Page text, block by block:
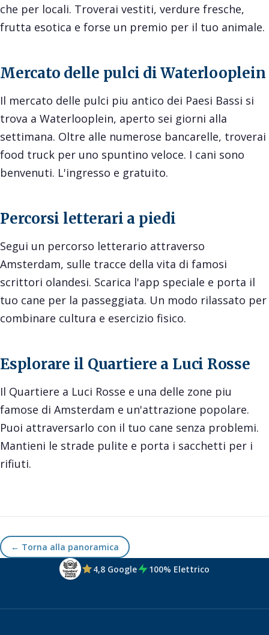
che per locali. Troverai vestiti, verdure fresche,
frutta esotica e forse un premio per il tuo animale.
Mercato delle pulci di Waterlooplein
Il mercato delle pulci piu antico dei Paesi Bassi si
trova a Waterlooplein, aperto sei giorni alla
settimana. Oltre alle numerose bancarelle, troverai
food truck per uno spuntino veloce. I cani sono
benvenuti. L'ingresso e gratuito.
Percorsi letterari a piedi
Segui un percorso letterario attraverso
Amsterdam, sulle tracce della vita di famosi
scrittori olandesi. Scarica l'app speciale e porta il
tuo cane per la passeggiata. Un modo rilassato per
combinare cultura e esercizio fisico.
Esplorare il Quartiere a Luci Rosse
Il Quartiere a Luci Rosse e una delle zone piu
famose di Amsterdam e un'attrazione popolare.
Puoi attraversarlo con il tuo cane senza problemi.
Mantieni le strade pulite e porta i sacchetti per i
rifiuti.
← Torna alla panoramica
4,8 Google
100% Elettrico